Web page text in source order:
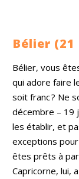
Bélier
Bélier, vous
qui adore faire
soit franc ? Ne
décembre – 19
les établir, et
exceptions
êtes prêts à
Capricorne, lui,